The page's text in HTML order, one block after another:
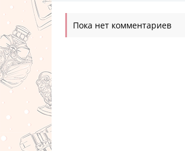
Пока нет комментариев